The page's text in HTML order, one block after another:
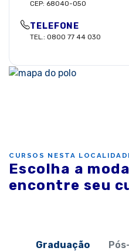
CEP: 68040-050
TELEFONE
TEL.: 0800 77 44 030
CURSOS NESTA
Escolha a
encontre seu
Graduação